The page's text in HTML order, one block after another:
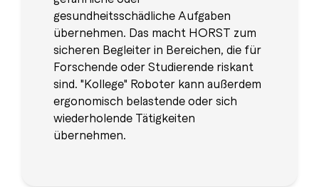
gesundheitsschädliche Aufgaben
übernehmen. Das macht HORST zum
sicheren Begleiter in Bereichen, die für
Forschende oder Studierende riskant
sind. "Kollege" Roboter kann außerdem
ergonomisch belastende oder sich
wiederholende Tätigkeiten
übernehmen.